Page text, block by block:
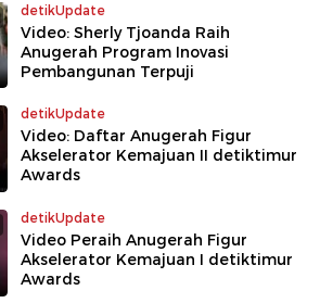
detikUpdate
Video: Sherly Tjoanda Raih
Anugerah Program Inovasi
Pembangunan Terpuji
detikUpdate
Video: Daftar Anugerah Figur
Akselerator Kemajuan II detiktimur
Awards
detikUpdate
Video Peraih Anugerah Figur
Akselerator Kemajuan I detiktimur
Awards